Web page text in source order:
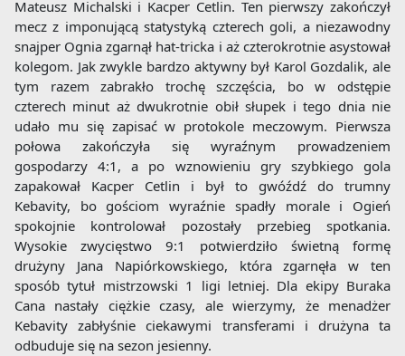
Mateusz Michalski i Kacper Cetlin. Ten pierwszy zakończył
mecz z imponującą statystyką czterech goli, a niezawodny
snajper Ognia zgarnął hat-tricka i aż czterokrotnie asystował
kolegom. Jak zwykle bardzo aktywny był Karol Gozdalik, ale
tym razem zabrakło trochę szczęścia, bo w odstępie
czterech minut aż dwukrotnie obił słupek i tego dnia nie
udało mu się zapisać w protokole meczowym. Pierwsza
połowa zakończyła się wyraźnym prowadzeniem
gospodarzy 4:1, a po wznowieniu gry szybkiego gola
zapakował Kacper Cetlin i był to gwóźdź do trumny
Kebavity, bo gościom wyraźnie spadły morale i Ogień
spokojnie kontrolował pozostały przebieg spotkania.
Wysokie zwycięstwo 9:1 potwierdziło świetną formę
drużyny Jana Napiórkowskiego, która zgarnęła w ten
sposób tytuł mistrzowski 1 ligi letniej. Dla ekipy Buraka
Cana nastały ciężkie czasy, ale wierzymy, że menadżer
Kebavity zabłyśnie ciekawymi transferami i drużyna ta
odbuduje się na sezon jesienny.